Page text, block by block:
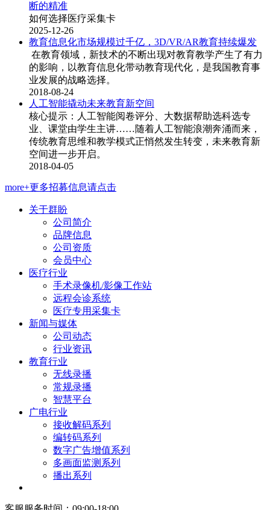
断的精准
如何选择医疗采集卡
2025-12-26
教育信息化市场规模过千亿，3D/VR/AR教育持续爆发
在教育领域，新技术的不断出现对教育教学产生了有力
的影响，以教育信息化带动教育现代化，是我国教育事
业发展的战略选择。
2018-08-24
人工智能撬动未来教育新空间
核心提示：人工智能阅卷评分、大数据帮助选科选专
业、课堂由学生主讲……随着人工智能浪潮奔涌而来，
传统教育思维和教学模式正悄然发生转变，未来教育新
空间进一步开启。
2018-04-05
more+更多招募信息请点击
关于群盼
公司简介
品牌信息
公司资质
会员中心
医疗行业
手术录像机/影像工作站
远程会诊系统
医疗专用采集卡
新闻与媒体
公司动态
行业资讯
教育行业
无线录播
常规录播
智慧平台
广电行业
接收解码系列
编转码系列
数字广告增值系列
多画面监测系列
播出系列